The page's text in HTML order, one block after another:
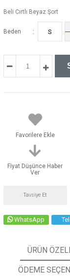
Beli Cırtlı Beyaz Şort
Beden : S
Favorilere Ekle
Fiyat Düşünce Haber
Ver
Tavsiye Et
WhatsApp
ÜRÜN
ÖDEME